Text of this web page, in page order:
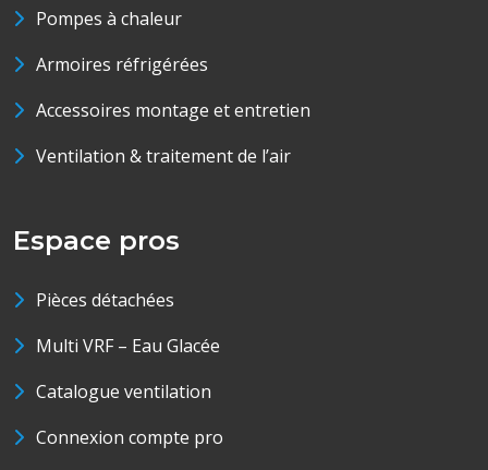
Pompes à chaleur
Armoires réfrigérées
Accessoires montage et entretien
Ventilation & traitement de l’air
Espace pros
Pièces détachées
Multi VRF – Eau Glacée
Catalogue ventilation
Connexion compte pro